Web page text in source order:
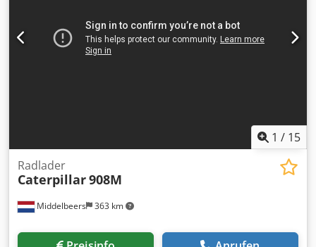
Informationen Wenden Sie sich an Ernst van Hek, um
weitere Informationen zu erhalten.
1 / 15
Middelbeers 363 km
Radlader
Caterpillar908M